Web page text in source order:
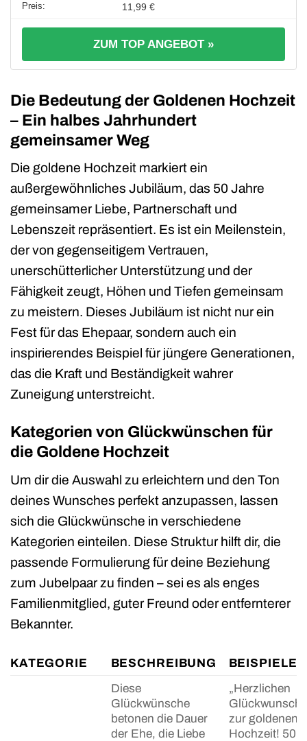
11,99 €
ZUM TOP ANGEBOT »
Die Bedeutung der Goldenen Hochzeit
– Ein halbes Jahrhundert
gemeinsamer Weg
Die goldene Hochzeit markiert ein
außergewöhnliches Jubiläum, das 50 Jahre
gemeinsamer Liebe, Partnerschaft und
Lebenszeit repräsentiert. Es ist ein Meilenstein,
der von gegenseitigem Vertrauen,
unerschütterlicher Unterstützung und der
Fähigkeit zeugt, Höhen und Tiefen gemeinsam
zu meistern. Dieses Jubiläum ist nicht nur ein
Fest für das Ehepaar, sondern auch ein
inspirierendes Beispiel für jüngere Generationen,
das die Kraft und Beständigkeit wahrer
Zuneigung unterstreicht.
Kategorien von Glückwünschen für
die Goldene Hochzeit
Um dir die Auswahl zu erleichtern und den Ton
deines Wunsches perfekt anzupassen, lassen
sich die Glückwünsche in verschiedene
Kategorien einteilen. Diese Struktur hilft dir, die
passende Formulierung für deine Beziehung
zum Jubelpaar zu finden – sei es als enges
Familienmitglied, guter Freund oder entfernterer
Bekannter.
KATEGORIE BESCHREIBUNG BEISPIELE
Diese
Glückwünsche
betonen die Dauer
der Ehe, die Liebe
„Herzlichen
Glückwunsch
zur goldenen
Hochzeit! 50